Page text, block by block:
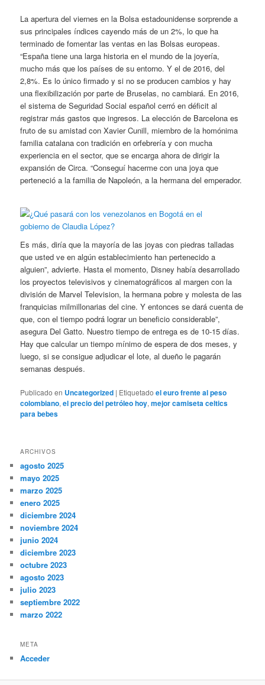
La apertura del viernes en la Bolsa estadounidense sorprende a
sus principales índices cayendo más de un 2%, lo que ha
terminado de fomentar las ventas en las Bolsas europeas.
“España tiene una larga historia en el mundo de la joyería,
mucho más que los países de su entorno. Y el de 2016, del
2,8%. Es lo único firmado y si no se producen cambios y hay
una flexibilización por parte de Bruselas, no cambiará. En 2016,
el sistema de Seguridad Social español cerró en déficit al
registrar más gastos que ingresos. La elección de Barcelona es
fruto de su amistad con Xavier Cunill, miembro de la homónima
familia catalana con tradición en orfebrería y con mucha
experiencia en el sector, que se encarga ahora de dirigir la
expansión de Circa. “Conseguí hacerme con una joya que
perteneció a la familia de Napoleón, a la hermana del emperador.
Es más, diría que la mayoría de las joyas con piedras talladas
que usted ve en algún establecimiento han pertenecido a
alguien”, advierte. Hasta el momento, Disney había desarrollado
los proyectos televisivos y cinematográficos al margen con la
división de Marvel Television, la hermana pobre y molesta de las
franquicias milmillonarias del cine. Y entonces se dará cuenta de
que, con el tiempo podrá lograr un beneficio considerable”,
asegura Del Gatto. Nuestro tiempo de entrega es de 10-15 días.
Hay que calcular un tiempo mínimo de espera de dos meses, y
luego, si se consigue adjudicar el lote, al dueño le pagarán
semanas después.
Publicado en Uncategorized | Etiquetado el euro frente al peso
colombiano,el precio del petróleo hoy,mejor camiseta celtics
para bebes
ARCHIVOS
agosto 2025
mayo 2025
marzo 2025
enero 2025
diciembre 2024
noviembre 2024
junio 2024
diciembre 2023
octubre 2023
agosto 2023
julio 2023
septiembre 2022
marzo 2022
META
Acceder